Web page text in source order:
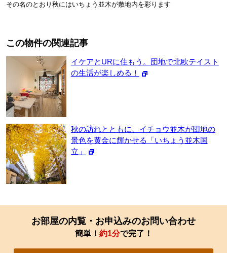
その名のとおり秋にはいちょう並木が敷地内を彩ります
この物件の関連記事
イケアとURに住もう。団地で北欧テイスト
の生活が楽しめる！
秋の訪れとともに、イチョウ並木が団地の
景色を黄金に輝かせる「いちょう並木国
立」
お部屋の内覧・お申込みのお問い合わせ
簡単！ 約1分で完了！